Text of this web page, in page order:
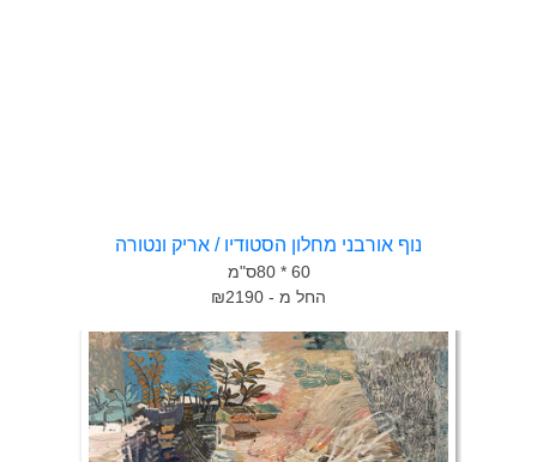
נוף אורבני מחלון הסטודיו / אריק ונטורה
60 * 80ס"מ
החל מ - ₪2190